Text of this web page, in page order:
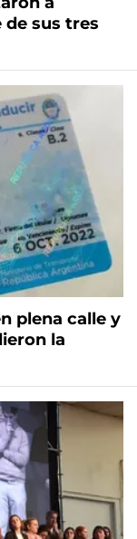
de sus tres
plena calle y
la